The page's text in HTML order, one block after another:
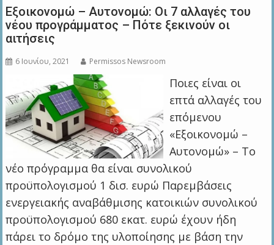
Εξοικονομώ – Αυτονομώ: Οι 7 αλλαγές του
νέου προγράμματος – Πότε ξεκινούν οι
αιτήσεις
6 Ιουνίου, 2021 Permissos Newsroom
Ποιες είναι οι
επτά αλλαγές του
επόμενου
«Εξοικονομώ –
Αυτονομώ» – Το
νέο πρόγραμμα θα είναι συνολικού
προϋπολογισμού 1 δισ. ευρώ Παρεμβάσεις
ενεργειακής αναβάθμισης κατοικιών συνολικού
προϋπολογισμού 680 εκατ. ευρώ έχουν ήδη
πάρει το δρόμο της υλοποίησης με βάση την